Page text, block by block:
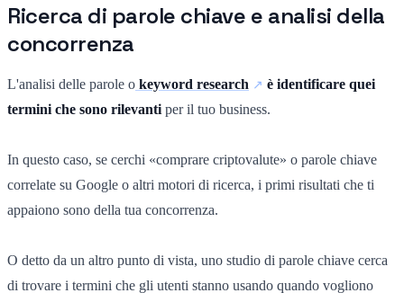
Ricerca di parole chiave e analisi della
concorrenza
L'analisi delle parole o keyword research
è identificare quei
termini che sono rilevanti per il tuo business.
In questo caso, se cerchi «comprare criptovalute» o parole chiave
correlate su Google o altri motori di ricerca, i primi risultati che ti
appaiono sono della tua concorrenza.
O detto da un altro punto di vista, uno studio di parole chiave cerca
di trovare i termini che gli utenti stanno usando quando vogliono